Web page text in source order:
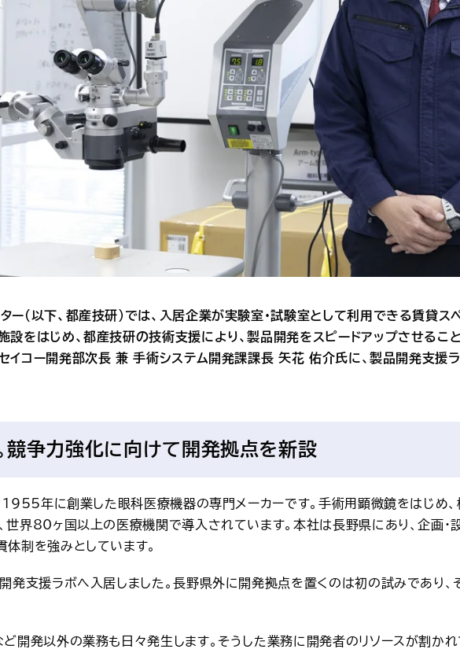
（以下、都産技研）では、入居企業が実験室・試験室として利用できる賃貸ス
設をはじめ、都産技研の技術支援により、製品開発をスピードアップさせる
イコー開発部次長 兼 手術システム開発課課長 矢花 佑介氏に、製品開発支援
競争力強化に向けて開発拠点を新設
1955年に創業した眼科医療機器の専門メーカーです。手術用顕微鏡をはじめ
世界80ヶ国以上の医療機関で導入されています。本社は長野県にあり、企画・
制を強みとしています。
支援ラボへ入居しました。長野県外に開発拠点を置くのは初の試みであり、
ど開発以外の業務も日々発生します。そうした業務に開発者のリソースが割か